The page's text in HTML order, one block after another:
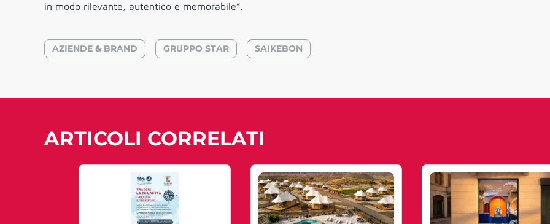
in modo rilevante, autentico e memorabile”.
AZIENDE & BRAND GRUPPO STAR SAIKEBON
ARTICOLI CORRELATI